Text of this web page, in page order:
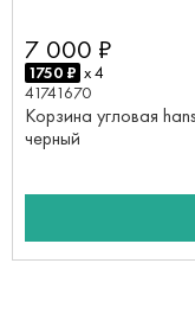
7 000 ₽
1750 ₽ x 4
41741670
Корзина угловая
черный